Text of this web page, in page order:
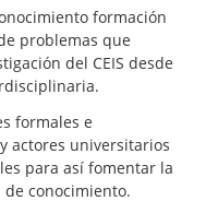
formación
problemas que
del CEIS desde
formales e
actores universitarios
para así fomentar la
conocimiento.